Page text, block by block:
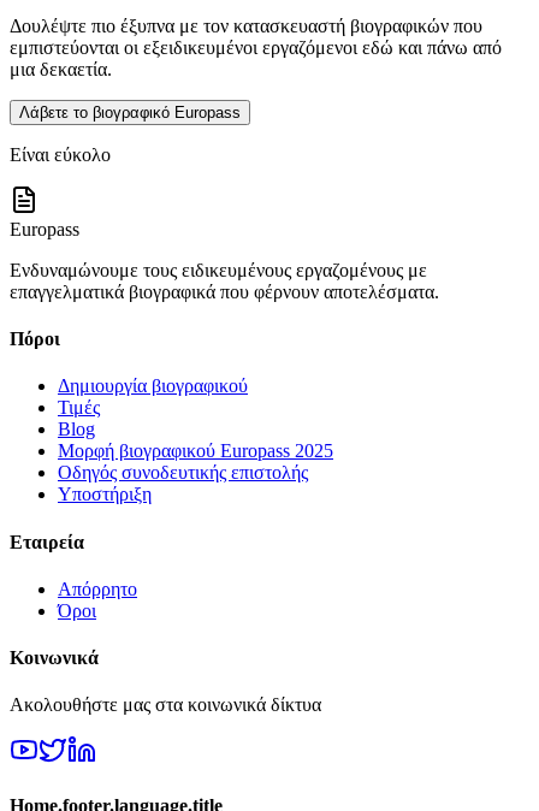
Δουλέψτε πιο έξυπνα με τον κατασκευαστή βιογραφικών που
εμπιστεύονται οι εξειδικευμένοι εργαζόμενοι εδώ και πάνω από
μια δεκαετία.
Λάβετε το βιογραφικό Europass
Είναι εύκολο
Europass
Ενδυναμώνουμε τους ειδικευμένους εργαζομένους με
επαγγελματικά βιογραφικά που φέρνουν αποτελέσματα.
Πόροι
Δημιουργία βιογραφικού
Τιμές
Blog
Μορφή βιογραφικού Europass 2025
Οδηγός συνοδευτικής επιστολής
Υποστήριξη
Εταιρεία
Απόρρητο
Όροι
Κοινωνικά
Ακολουθήστε μας στα κοινωνικά δίκτυα
Home.footer.language.title